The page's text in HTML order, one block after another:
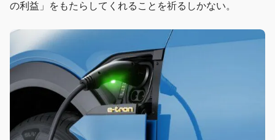
の利益」をもたらしてくれることを祈るしかない。